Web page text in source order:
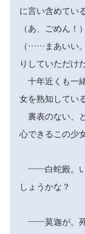
に言い含めて
（あ、ごめん！）
（……まあいい
りしていただけ
十年近くも一
女を熟知してい
裏表のない、
心できるこの少
――白蛇殿。い
しょうかな？
――莫迦が。死